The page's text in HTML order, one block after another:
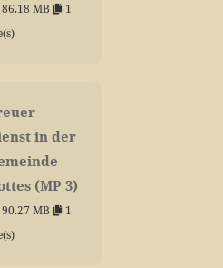
86.18 MB
1
in der
(MP 3)
90.27 MB
1